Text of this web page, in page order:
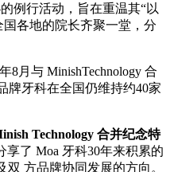
的例行活动 ，旨在重温其“以
国各地的院长齐聚一堂，分
8月 与 MinishTechnology 合
牌牙科在全国仍维持约40家
Technology 合并纪念特
享了 Moa 牙科30年来积累的
双 方品牌协同 发展的方向。